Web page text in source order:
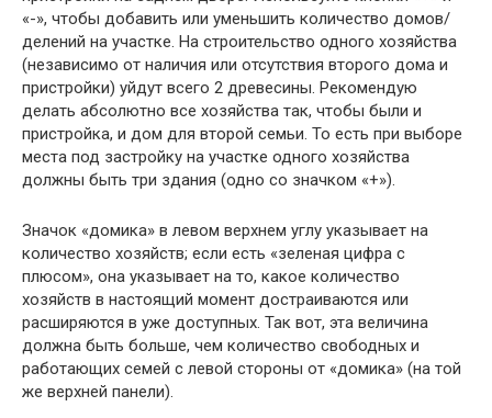
«-», чтобы добавить или уменьшить количество домов/
делений на участке. На строительство одного хозяйства
(независимо от наличия или отсутствия второго дома и
пристройки) уйдут всего 2 древесины. Рекомендую
делать абсолютно все хозяйства так, чтобы были и
пристройка, и дом для второй семьи. То есть при выборе
места под застройку на участке одного хозяйства
должны быть три здания (одно со значком «+»).
Значок «домика» в левом верхнем углу указывает на
количество хозяйств; если есть «зеленая цифра с
плюсом», она указывает на то, какое количество
хозяйств в настоящий момент достраиваются или
расширяются в уже доступных. Так вот, эта величина
должна быть больше, чем количество свободных и
работающих семей с левой стороны от «домика» (на той
же верхней панели).